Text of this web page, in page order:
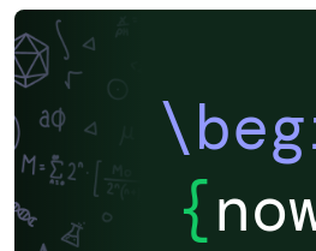
{